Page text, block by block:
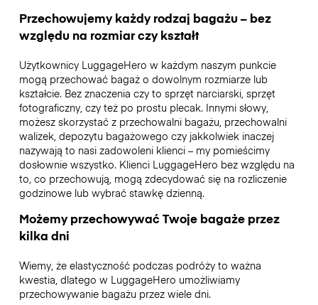
Przechowujemy każdy rodzaj bagażu – bez
względu na rozmiar czy kształt
Użytkownicy LuggageHero w każdym naszym punkcie
mogą przechować bagaż o dowolnym rozmiarze lub
kształcie. Bez znaczenia czy to sprzęt narciarski, sprzęt
fotograficzny, czy też po prostu plecak. Innymi słowy,
możesz skorzystać z przechowalni bagażu, przechowalni
walizek, depozytu bagażowego czy jakkolwiek inaczej
nazywają to nasi zadowoleni klienci – my pomieścimy
dosłownie wszystko. Klienci LuggageHero bez względu na
to, co przechowują, mogą zdecydować się na rozliczenie
godzinowe lub wybrać stawkę dzienną.
Możemy przechowywać Twoje bagaże przez
kilka dni
Wiemy, że elastyczność podczas podróży to ważna
kwestia, dlatego w LuggageHero umożliwiamy
przechowywanie bagażu przez wiele dni.